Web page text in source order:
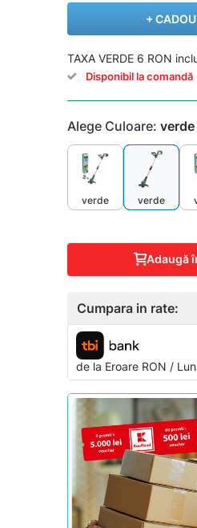
+ CADOU
TAXA VERDE 6 RON
Disponibil la comandă
Alege Culoare: verde
verde verde
Adaugă
Cumpara in rate:
de la EroareRON /